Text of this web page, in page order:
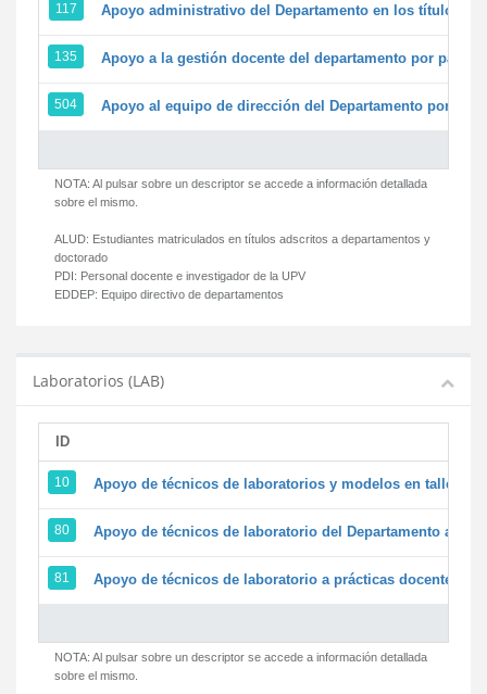
117 Apoyo administrativo del Departamento en los títulos de
135 Apoyo a la gestión docente del departamento por parte
504 Apoyo al equipo de dirección del Departamento por
NOTA: Al pulsar sobre un descriptor se accede a información detallada
sobre el mismo.
ALUD: Estudiantes matriculados en títulos adscritos a departamentos y
doctorado
PDI: Personal docente e investigador de la UPV
EDDEP: Equipo directivo de departamentos
Laboratorios (LAB)
ID
10 Apoyo de técnicos de laboratorios y modelos en
80 Apoyo de técnicos de laboratorio del Departamento a la
81 Apoyo de técnicos de laboratorio a prácticas docentes y
NOTA: Al pulsar sobre un descriptor se accede a información detallada
sobre el mismo.